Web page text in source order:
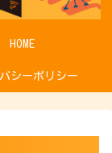
HOME
シーポリシー